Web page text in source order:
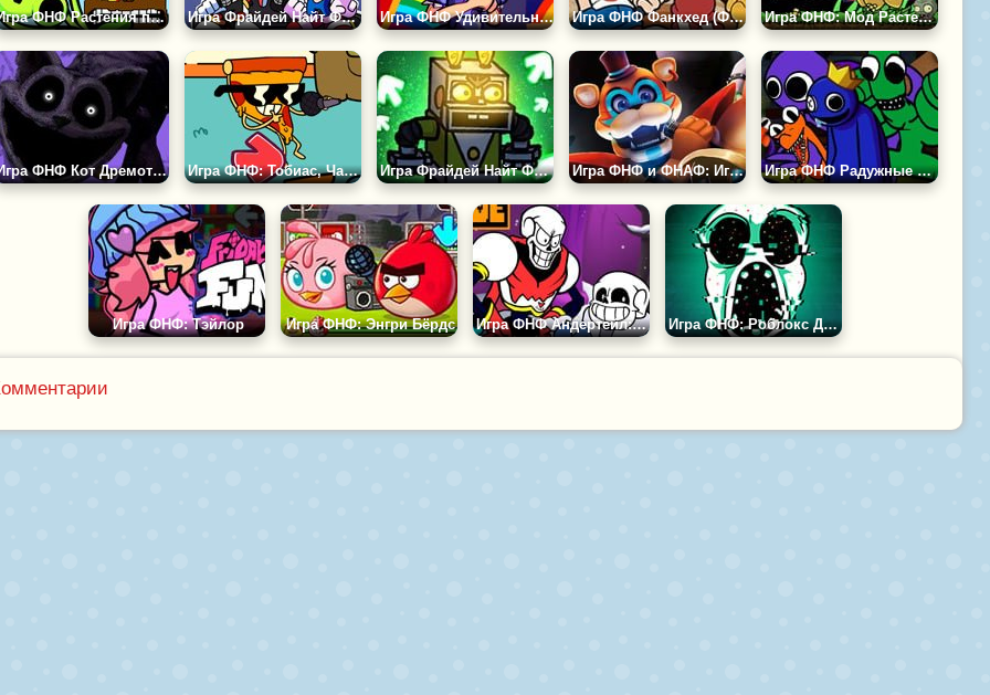
Игра ФНФ Растения против Зомби: Тристрел Игра Фрайдей Найт Фанкин: Соник Игра ФНФ Удивительный Цифровой Цирк: Фанк из Реальности Игра ФНФ Фанкхед (Фанмейд) Игра ФНФ: Мод Растения Против Зомби
Игра ФНФ Кот Дремот: Кровавые Сны Игра ФНФ: Тобиас, Чаудер и Пицца Стив Игра Фрайдей Найт Фанкин: Мультяшки Игра ФНФ и ФНАФ: Игра в Кальмара Игра ФНФ Радужные Друзья Роблокс: Жёлтый, Розовый и Красный
Игра ФНФ: Тэйлор Игра ФНФ: Энгри Бёрдс Игра ФНФ Андертейл: Папирус Игра ФНФ: Роблокс Двери Амбуш